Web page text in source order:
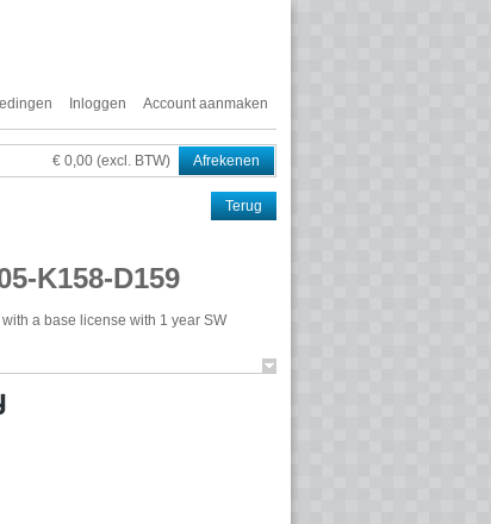
Inloggen Account aanmaken
€ 0,00 (excl. BTW) Afrekenen
Terug
K158-D159
a base license with 1 year SW
functions of theHFAorSIP
licenses are necessary for activating
support base is not possible